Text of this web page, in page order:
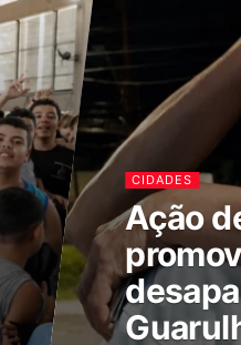
CIDADES
Ação